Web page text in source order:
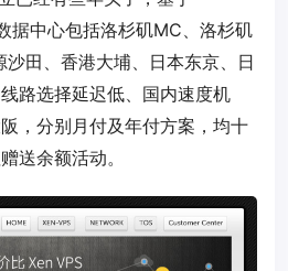
据中心包括洛杉矶MC、洛杉矶
田、香港大埔、日本东京、日
路选择延迟低、国内速度机
，分别月付及年付方案，均十
送余额活动。